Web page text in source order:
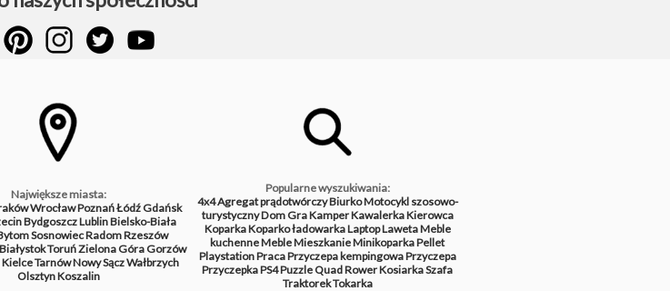
Największe miasta:
WrocławPoznańŁódźGdańsk
BydgoszczLublinBielsko-Biała
SosnowiecRadomRzeszów
BiałystokToruńZielona GóraGorzów
KielceTarnówNowy SączWałbrzych
OlsztynKoszalin
Popularne wyszukiwania:
4x4Agregat prądotwórczyBiurkoMotocykl szosowo-
turystycznyDomGraKamperKawalerkaKierowca
KoparkaKoparko ładowarkaLaptopLawetaMeble
kuchenneMebleMieszkanieMinikoparkaPellet
PlaystationPracaPrzyczepa kempingowaPrzyczepa
PrzyczepkaPS4PuzzleQuadRowerKosiarkaSzafa
TraktorekTokarka